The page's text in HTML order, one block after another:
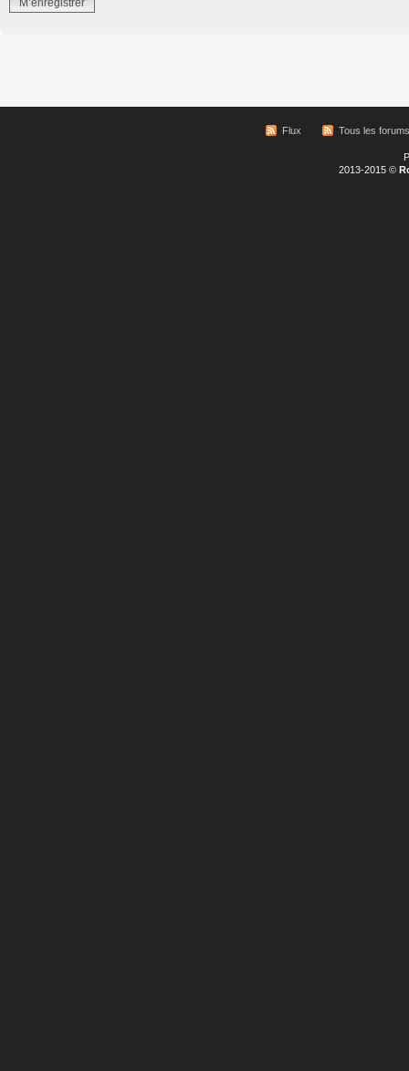
M’enregistrer
Flux Tous les forums
2013-2015 ©